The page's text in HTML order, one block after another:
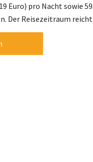
Euro) pro Nacht sowie
Der Reisezeitraum